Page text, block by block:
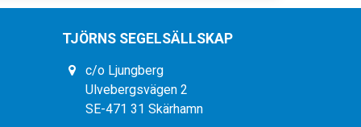
TJÖRNS SEGELSÄLLSKAP
c/o Ljungberg
Ulvebergsvägen 2
SE-471 31 Skärhamn